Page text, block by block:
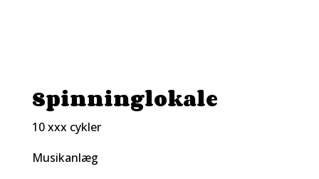
Spinninglokale
10 xxx cykler
Musikanlæg